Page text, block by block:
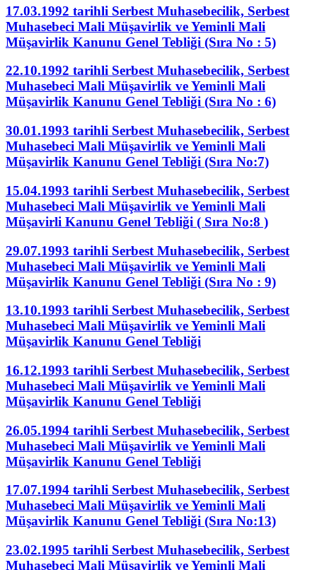
17.03.1992 tarihli Serbest Muhasebecilik, Serbest
Muhasebeci Mali Müşavirlik ve Yeminli Mali
Müşavirlik Kanunu Genel Tebliği (Sıra No : 5)
22.10.1992 tarihli Serbest Muhasebecilik, Serbest
Muhasebeci Mali Müşavirlik ve Yeminli Mali
Müşavirlik Kanunu Genel Tebliği (Sıra No : 6)
30.01.1993 tarihli Serbest Muhasebecilik, Serbest
Muhasebeci Mali Müşavirlik ve Yeminli Mali
Müşavirlik Kanunu Genel Tebliği (Sıra No:7)
15.04.1993 tarihli Serbest Muhasebecilik, Serbest
Muhasebeci Mali Müşavirlik ve Yeminli Mali
Müşavirli Kanunu Genel Tebliği ( Sıra No:8 )
29.07.1993 tarihli Serbest Muhasebecilik, Serbest
Muhasebeci Mali Müşavirlik ve Yeminli Mali
Müşavirlik Kanunu Genel Tebliği (Sıra No : 9)
13.10.1993 tarihli Serbest Muhasebecilik, Serbest
Muhasebeci Mali Müşavirlik ve Yeminli Mali
Müşavirlik Kanunu Genel Tebliği
16.12.1993 tarihli Serbest Muhasebecilik, Serbest
Muhasebeci Mali Müşavirlik ve Yeminli Mali
Müşavirlik Kanunu Genel Tebliği
26.05.1994 tarihli Serbest Muhasebecilik, Serbest
Muhasebeci Mali Müşavirlik ve Yeminli Mali
Müşavirlik Kanunu Genel Tebliği
17.07.1994 tarihli Serbest Muhasebecilik, Serbest
Muhasebeci Mali Müşavirlik ve Yeminli Mali
Müşavirlik Kanunu Genel Tebliği (Sıra No:13)
23.02.1995 tarihli Serbest Muhasebecilik, Serbest
Muhasebeci Mali Müşavirlik ve Yeminli Mali